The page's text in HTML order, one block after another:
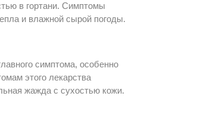
в гортани. Симптомы
и влажной сырой погоды.
симптома, особенно
этого лекарства
жажда с сухостью кожи.